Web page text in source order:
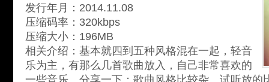
发行年月：2014.11.08
压缩码率：320kbps
压缩大小：196MB
相关介绍：基本就四到五种风格混在一起，轻音
乐为主，有那么几首歌曲放入，自己非常喜欢的
一些音乐，分享一下；歌曲风格比较杂，试听放的